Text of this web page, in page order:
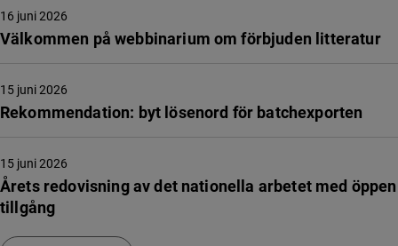
Välkommen på webbinarium om förbjuden litteratur
16 juni 2026
Rekommendation: byt lösenord för batchexporten
15 juni 2026
Årets redovisning av det nationella arbetet med öppen
tillgång
15 juni 2026